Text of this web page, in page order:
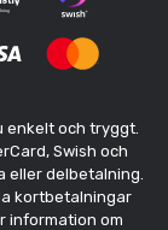
enkelt och tryggt.
Swish och
delbetalning.
kortbetalningar
information om